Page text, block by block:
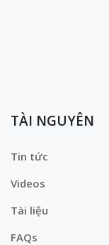
TÀI NGUYÊN
Tin tức
Videos
Tài liệu
FAQs